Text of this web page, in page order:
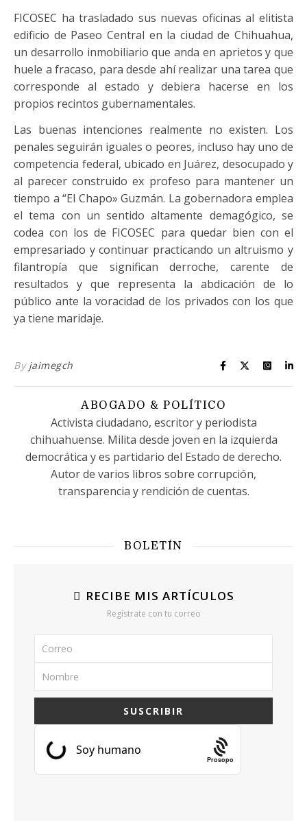
FICOSEC ha trasladado sus nuevas oficinas al elitista
edificio de Paseo Central en la ciudad de Chihuahua,
un desarrollo inmobiliario que anda en aprietos y que
huele a fracaso, para desde ahí realizar una tarea que
corresponde al estado y debiera hacerse en los
propios recintos gubernamentales.
Las buenas intenciones realmente no existen. Los
penales seguirán iguales o peores, incluso hay uno de
competencia federal, ubicado en Juárez, desocupado y
al parecer construido ex profeso para mantener un
tiempo a “El Chapo» Guzmán. La gobernadora emplea
el tema con un sentido altamente demagógico, se
codea con los de FICOSEC para quedar bien con el
empresariado y continuar practicando un altruismo y
filantropía que significan derroche, carente de
resultados y que representa la abdicación de lo
público ante la voracidad de los privados con los que
ya tiene maridaje.
By jaimegch
ABOGADO & POLÍTICO
Activista ciudadano, escritor y periodista
chihuahuense. Milita desde joven en la izquierda
democrática y es partidario del Estado de derecho.
Autor de varios libros sobre corrupción,
transparencia y rendición de cuentas.
BOLETÍN
RECIBE MIS ARTÍCULOS
Regístrate con tu correo
Prosopo